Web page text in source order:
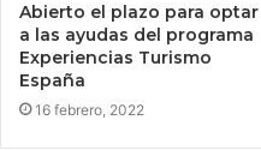
Abierto el plazo para optar
a las ayudas del programa
Experiencias Turismo
España
16 febrero, 2022